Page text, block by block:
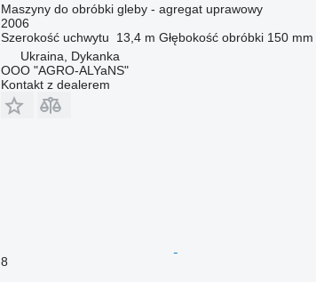
Maszyny do obróbki gleby - agregat uprawowy
2006
Szerokość uchwytu
13,4 m Głębokość obróbki 150 mm
Ukraina, Dykanka
OOO "AGRO-ALYaNS"
Kontakt z dealerem
8